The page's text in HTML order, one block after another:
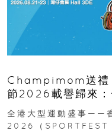
Champimom送禮
節2026載譽歸來：
動、街舞比賽＋逾
全港大型運動盛事——
2026（